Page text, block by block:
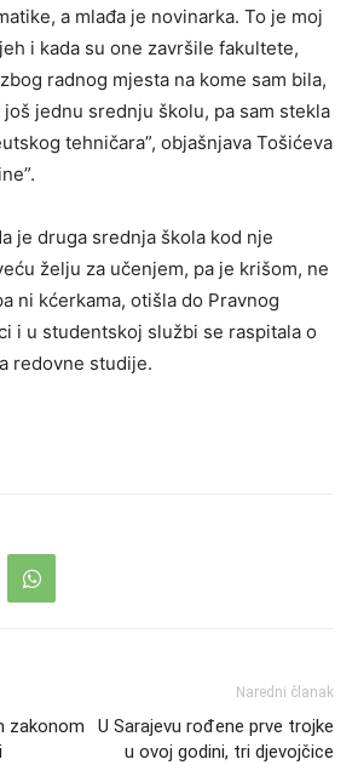
a mlađa je novinarka. To je moj
i kada su one završile fakultete,
radnog mjesta na kome sam bila,
jednu srednju školu, pa sam stekla
tehničara”, objašnjava Tošićeva
je druga srednja škola kod nje
želju za učenjem, pa je krišom, ne
ni kćerkama, otišla do Pravnog
i u studentskoj službi se raspitala o
redovne studije.
zakonom
Naredni članak
U Sarajevu rođene prve trojke
u ovoj godini, tri djevojčice